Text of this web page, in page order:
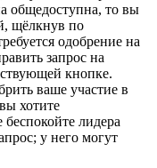
общедоступна, то вы
щёлкнув по
одобрение на
запрос на
кнопке.
ваше участие в
хотите
лидера
у него могут